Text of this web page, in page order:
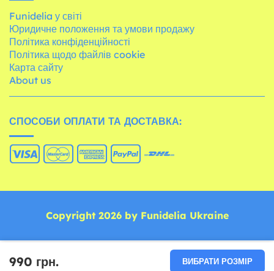
990 грн. ВИБРАТИ РОЗМІР
Funidelia у світі
Юридичне положення та умови продажу
Політика конфіденційності
Політика щодо файлів cookie
Карта сайту
About us
СПОСОБИ ОПЛАТИ ТА ДОСТАВКА:
Copyright 2026 by Funidelia Ukraine